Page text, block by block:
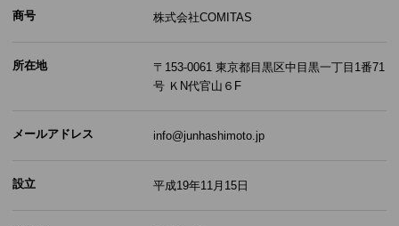
商号 株式会社COMITAS
所在地
〒153-0061 東京都目黒区中目黒一丁目1番71
号 ＫN代官山６F
メールアドレス info@junhashimoto.jp
設立 平成19年11月15日